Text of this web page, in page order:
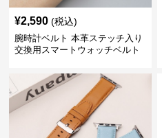
¥2,590 (税込)
腕時計ベルト 本革ステッチ入り
交換用スマートウォッチベルト